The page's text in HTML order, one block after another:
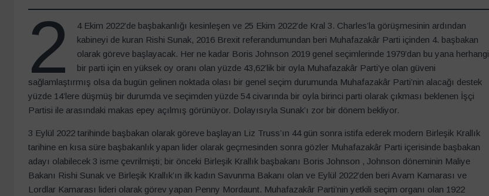
2
4 Ekim 2022’de başbakanlığı kesinleşen ve 25 Ekim 2022’de Kral 3. Charles’la görüşmesinin ardından
kabineyi de kuran Rishi Sunak, 2016 Brexit referandumundan beri Muhafazakâr Parti içinden 4. başbakan
olarak göreve başlayacak. Her ne kadar Boris Johnson 2019 genel seçimlerinde 1979’dan bu yana herhangi
bir parti için en yüksek oy oranı olan yüzde 43,62’lik bir oyla Muhafazakâr Parti’ye olan güveni
sağlamlaştırmış olsa da bugün gelinen noktada olası bir genel seçim durumunda Muhafazakâr Parti’nin alacağı destek
yüzde 14’lere düşmüş bir durumda ve seçimden yüzde 54 civarında bir oyla birinci parti olarak çıkması beklenen İşçi
Partisi ile arasındaki makas epey açılmış görünüyor. Dolayısıyla Sunak’ı zor bir dönem bekliyor.
3 Eylül 2022 tarihinde başbakan olarak göreve başlayan Liz Truss’ın 44 gün sonra istifa ederek modern Birleşik Krallık
tarihine en kısa süre başbakanlık yapan lider olarak geçmesinden sonra gözler Muhafazakâr Parti içerisinde başbakan
adayı olabilecek 3 isme çevrilmişti; bir önceki Birleşik Krallık başbakanı Boris Johnson , Johnson döneminin Maliye
Bakanı Rishi Sunak ve Birleşik Krallık’ın ilk kadın Savunma Bakanı olan ve Eylül 2022’den beri Avam Kamarası ve
Lordlar Kamarası lideri olarak görev yapan Penny Mordaunt. Muhafazakâr Parti’nin yetkili seçim organı olan 1922